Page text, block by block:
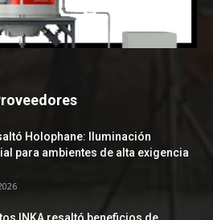
Holophane: Iluminación
para ambientes de alta exigencia
INKA resaltó beneficios de